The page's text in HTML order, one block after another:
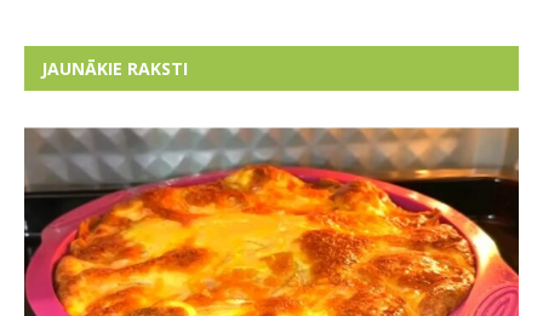
JAUNĀKIE RAKSTI